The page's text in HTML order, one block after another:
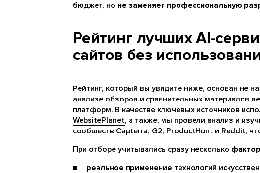
бюджет, но не заменяет профессиональную
Рейтинг лучших AI-
сайтов без
Рейтинг, который вы увидите ниже, основан не
анализе обзоров и сравнительных материалов
платформ. В качестве ключевых источников
WebsitePlanet, а также, мы провели анализ и
сообществ Capterra, G2, ProductHunt и Reddit,
При отборе учитывались сразу несколько
реальное применение технологий